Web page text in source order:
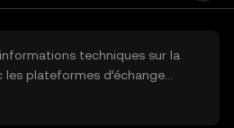
techniques sur la
les plateformes d’échange
et tierces. Les actifs